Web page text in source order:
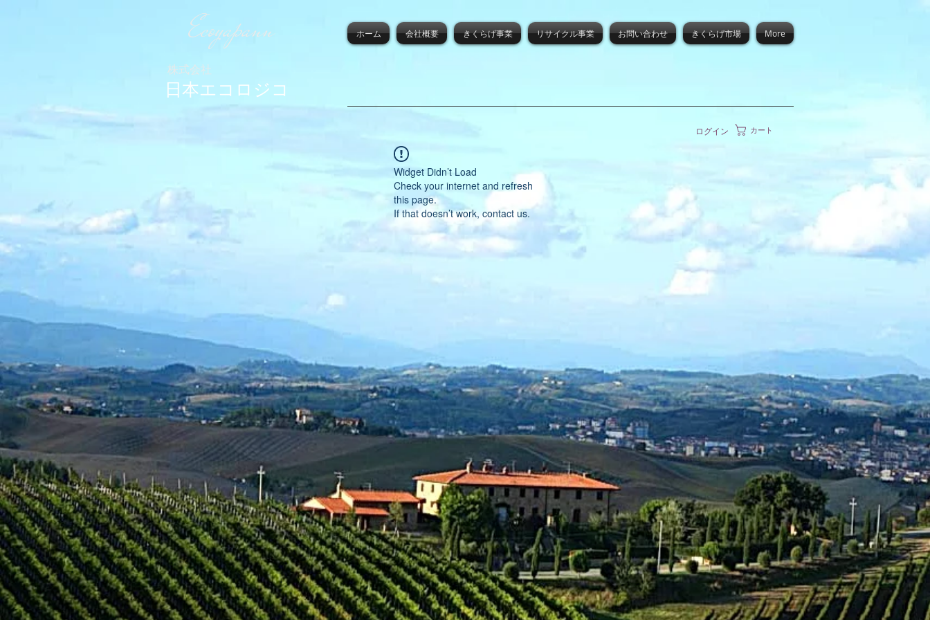
Ecoyapann
株式会社
日本エコロジコ
ホーム 会社概要 きくらげ事業 リサイクル事業 お問い合わせ きくらげ市場 More
ログイン カート
Widget Didn’t Load
Check your internet and refresh
this page.
If that doesn’t work, contact us.